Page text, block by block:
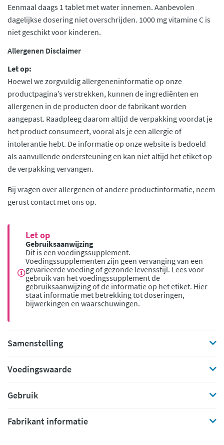
Eenmaal daags 1 tablet met water innemen. Aanbevolen
dagelijkse dosering niet overschrijden. 1000 mg vitamine C is
niet geschikt voor kinderen.
Allergenen Disclaimer
Let op:
Hoewel we zorgvuldig allergeneninformatie op onze
productpagina’s verstrekken, kunnen de ingrediënten en
allergenen in de producten door de fabrikant worden
aangepast. Raadpleeg daarom altijd de verpakking voordat je
het product consumeert, vooral als je een allergie of
intolerantie hebt. De informatie op onze website is bedoeld
als aanvullende ondersteuning en kan niet altijd het etiket op
de verpakking vervangen.
Bij vragen over allergenen of andere productinformatie, neem
gerust contact met ons op.
Let op
Gebruiksaanwijzing
Dit is een voedingssupplement.
Voedingssupplementen zijn geen vervanging van een
gevarieerde voeding of gezonde levensstijl. Lees voor
gebruik van het voedingssupplement de
gebruiksaanwijzing of de informatie op het etiket. Hier
staat informatie met betrekking tot doseringen,
bijwerkingen en waarschuwingen.
Samenstelling
Voedingswaarde
Gebruik
Fabrikant informatie